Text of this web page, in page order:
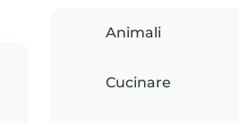
Animali
Cucinare